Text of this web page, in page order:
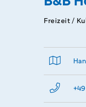
Freizeit /